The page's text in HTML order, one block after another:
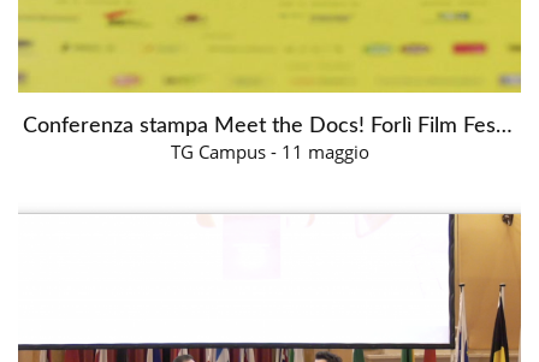
Conferenza stampa Meet the Docs! Forlì Film Fest 2023
TG Campus - 11 maggio